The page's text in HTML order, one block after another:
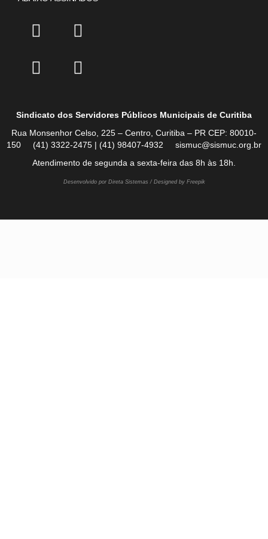
Sindicato dos Servidores Públicos Municipais de Curitiba
Rua Monsenhor Celso, 225 – Centro, Curitiba – PR CEP: 80010-
150 (41) 3322-2475 | (41) 98407-4932 sismuc@sismuc.org.br
Atendimento de segunda a sexta-feira das 8h às 18h.
Desenvolvido por Direta Sistemas / Designed by Freepik